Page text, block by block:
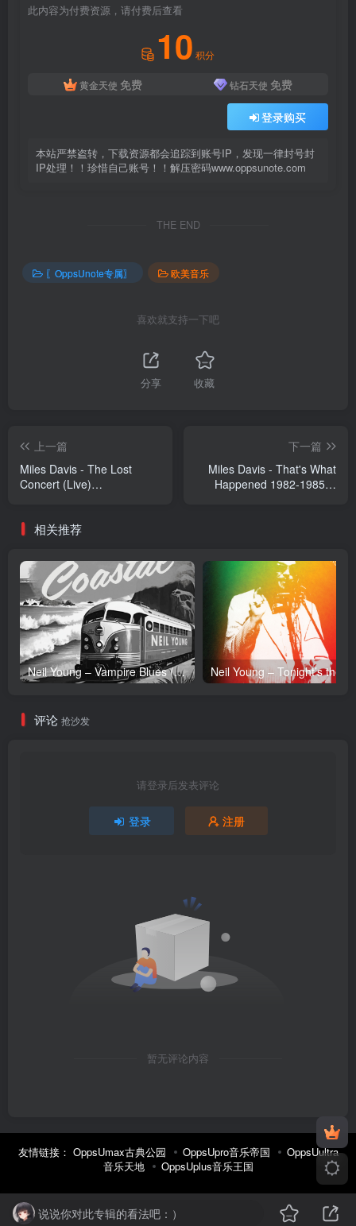
此内容为付费资源，请付费后查看
10 积分
黄金天使 免费 钻石天使 免费
登录购买
本站严禁盗转，下载资源都会追踪到账号IP，发现一律封号封
IP处理！！珍惜自己账号！！解压密码www.oppsunote.com
THE END
〖OppsUnote专属〗 欧美音乐
喜欢就支持一下吧
分享 收藏
上一篇
Miles Davis - The Lost
Concert (Live)
下一篇
Miles Davis - That's What
Happened 1982-1985：
相关推荐
Neil Young – Vampire Blues (Live) – Single(054391239303)【24bit／96.0kHz】土耳其区
评论 抢沙发
请登录后发表评论
登录 注册
暂无评论内容
友情链接： OppsUmax古典公园 OppsUpro音乐帝国
OppsUultra
音乐天地
OppsUplus音乐王国
说说你对此专辑的看法吧：）